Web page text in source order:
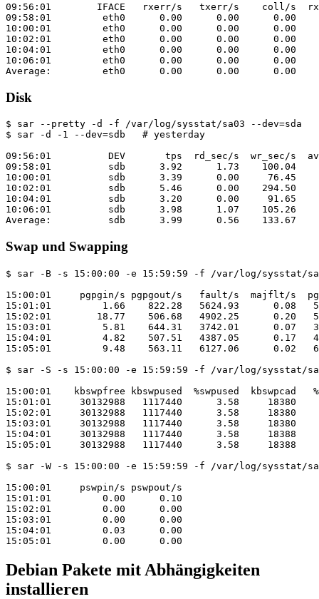
09:56:01        IFACE   rxerr/s   txerr/s    coll/s
09:58:01         eth0      0.00      0.00      0.00
10:00:01         eth0      0.00      0.00      0.00
10:02:01         eth0      0.00      0.00      0.00
10:04:01         eth0      0.00      0.00      0.00
10:06:01         eth0      0.00      0.00      0.00
Disk
$ sar --pretty -d -f /var/log/sysstat/sa03 --dev=sda
$ sar -d -1 --dev=sdb   # yesterday
09:56:01          DEV       tps  rd_sec/s  wr_sec/s
09:58:01          sdb      3.92      1.73    100.04
10:00:01          sdb      3.39      0.00     76.45
10:02:01          sdb      5.46      0.00    294.50
10:04:01          sdb      3.20      0.00     91.65
10:06:01          sdb      3.98      1.07    105.26
Swap und Swapping
$ sar -B -s 15:00:00 -e 15:59:59 -f /var/log/sysstat/
15:00:01     pgpgin/s pgpgout/s   fault/s  majflt/s
15:01:01         1.66    822.28   5624.93      0.08
15:02:01        18.77    506.68   4902.25      0.20
15:03:01         5.81    644.31   3742.01      0.07
15:04:01         4.82    507.51   4387.05      0.17
15:05:01         9.48    563.11   6127.06      0.02
$ sar -S -s 15:00:00 -e 15:59:59 -f /var/log/sysstat/
15:00:01    kbswpfree kbswpused  %swpused  kbswpcad
15:01:01     30132988   1117440      3.58     18380
15:02:01     30132988   1117440      3.58     18380
15:03:01     30132988   1117440      3.58     18380
15:04:01     30132988   1117440      3.58     18388
15:05:01     30132988   1117440      3.58     18388
$ sar -W -s 15:00:00 -e 15:59:59 -f /var/log/sysstat/
15:00:01     pswpin/s pswpout/s
15:01:01         0.00      0.10
15:02:01         0.00      0.00
15:03:01         0.00      0.00
15:04:01         0.03      0.00
Debian Pakete mit Abhängigkeiten
installieren